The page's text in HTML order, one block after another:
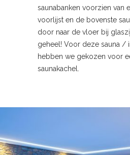
saunabanken voorzien van
voorlijst en de bovenste
door naar de vloer bij
geheel! Voor deze sauna /
hebben we gekozen voor
saunakachel.